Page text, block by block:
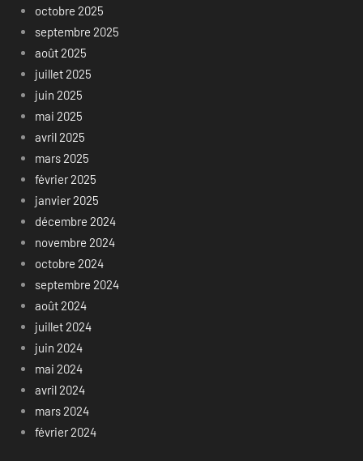
octobre 2025
septembre 2025
août 2025
juillet 2025
juin 2025
mai 2025
avril 2025
mars 2025
février 2025
janvier 2025
décembre 2024
novembre 2024
octobre 2024
septembre 2024
août 2024
juillet 2024
juin 2024
mai 2024
avril 2024
mars 2024
février 2024